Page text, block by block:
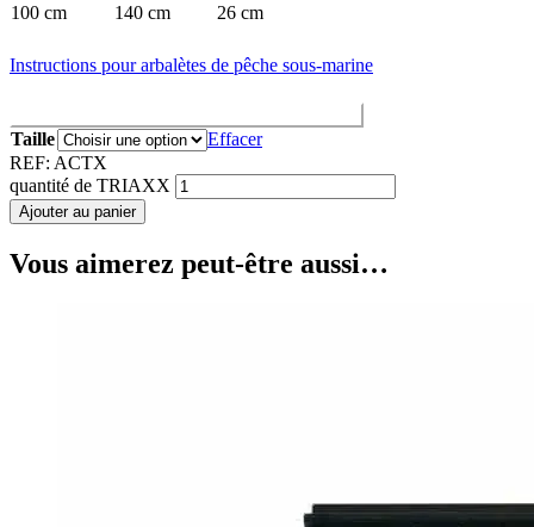
100 cm 140 cm 26 cm
Instructions pour arbalètes de pêche sous-marine
Taille
Effacer
REF: ACTX
quantité de TRIAXX
Ajouter au panier
Vous aimerez peut-être aussi…